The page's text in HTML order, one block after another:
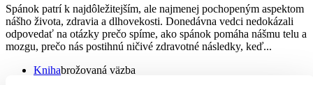
Spánok patrí k najdôležitejším, ale najmenej pochopeným aspektom
nášho života, zdravia a dlhovekosti. Donedávna vedci nedokázali
odpovedať na otázky prečo spíme, ako spánok pomáha nášmu telu a
mozgu, prečo nás postihnú ničivé zdravotné následky, keď...
Knihabrožovaná väzba